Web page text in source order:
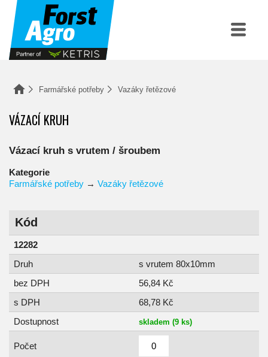
Farmářské potřeby Vazáky řetězové
VÁZACÍ KRUH
Vázací kruh s vrutem / šroubem
Kategorie
Farmářské potřeby → Vazáky řetězové
Kód
12282
Druh
s vrutem 80x10mm
bez DPH
56,84 Kč
s DPH
68,78 Kč
Dostupnost
skladem (9 ks)
Počet